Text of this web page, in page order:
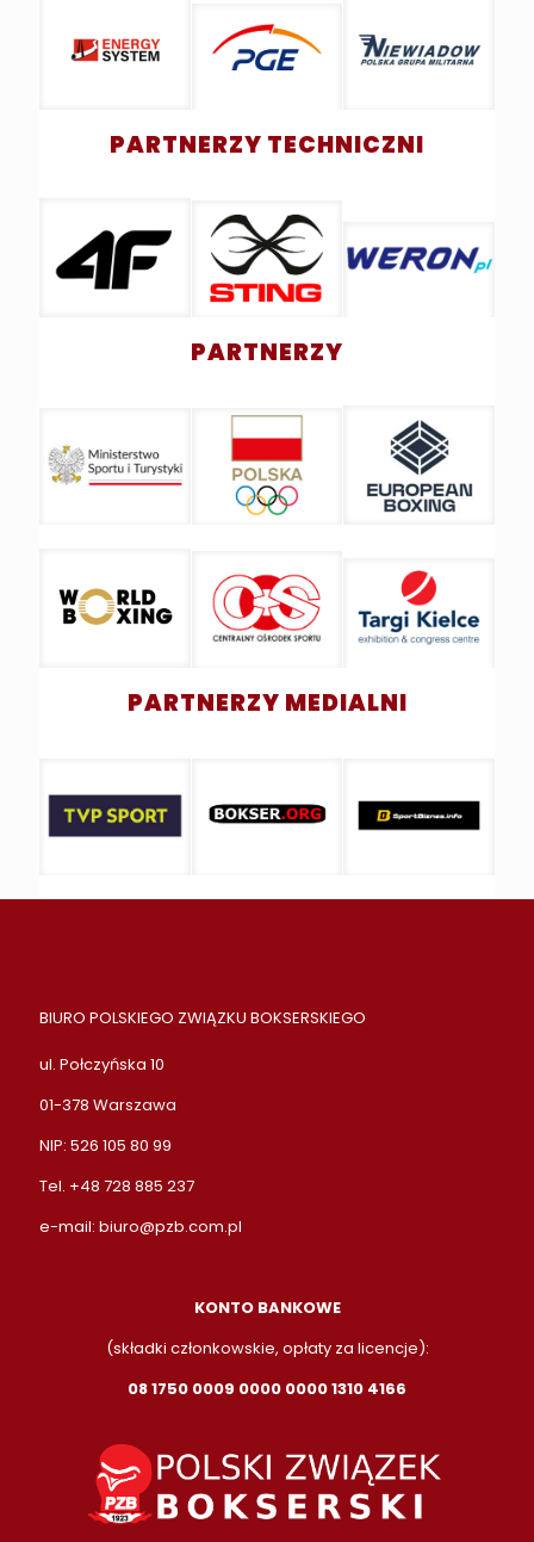
PARTNERZY TECHNICZNI
PARTNERZY
PARTNERZY MEDIALNI
BIURO POLSKIEGO ZWIĄZKU BOKSERSKIEGO
ul. Połczyńska 10
01-378 Warszawa
NIP: 526 105 80 99
Tel. +48 728 885 237
e-mail: biuro@pzb.com.pl
KONTO BANKOWE
(składki członkowskie, opłaty za licencje):
08 1750 0009 0000 0000 1310 4166